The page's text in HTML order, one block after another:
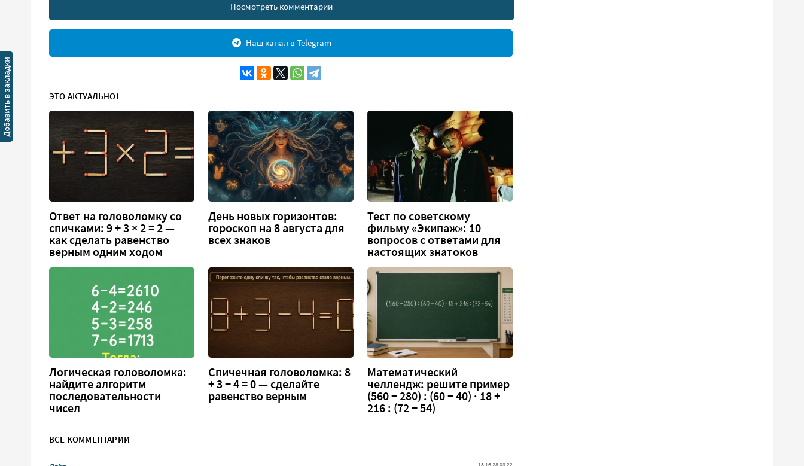
Посмотреть комментарии
Наш канал в Telegram
ЭТО АКТУАЛЬНО!
Ответ на головоломку со
спичками: 9 + 3 × 2 = 2 —
как сделать равенство
верным одним ходом
День новых горизонтов:
гороскоп на 8 августа для
всех знаков
Тест по советскому
фильму «Экипаж»: 10
вопросов с ответами для
настоящих знатоков
Логическая головоломка:
найдите алгоритм
последовательности
чисел
Спичечная головоломка: 8
+ 3 − 4 = 0 — сделайте
равенство верным
Математический
челлендж: решите пример
(560 − 280) : (60 − 40) · 18 +
216 : (72 − 54)
ВСЕ КОММЕНТАРИИ